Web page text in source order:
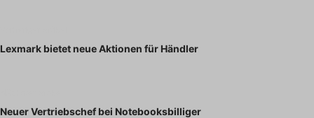
Lexmark bietet neue Aktionen für Händler
Neuer Vertriebschef bei Notebooksbilliger